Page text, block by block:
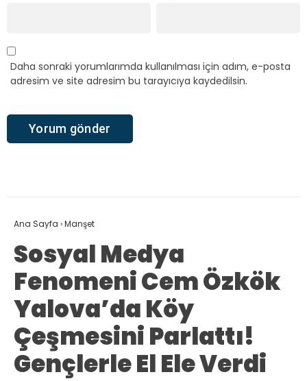
Daha sonraki yorumlarımda kullanılması için adım, e-posta
adresim ve site adresim bu tarayıcıya kaydedilsin.
Ana Sayfa ›Manşet
Sosyal Medya
Fenomeni Cem Özkök
Yalova’da Köy
Çeşmesini Parlattı!
Gençlerle El Ele Verdi